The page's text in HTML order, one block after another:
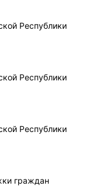
Республики
Республики
Республики
граждан